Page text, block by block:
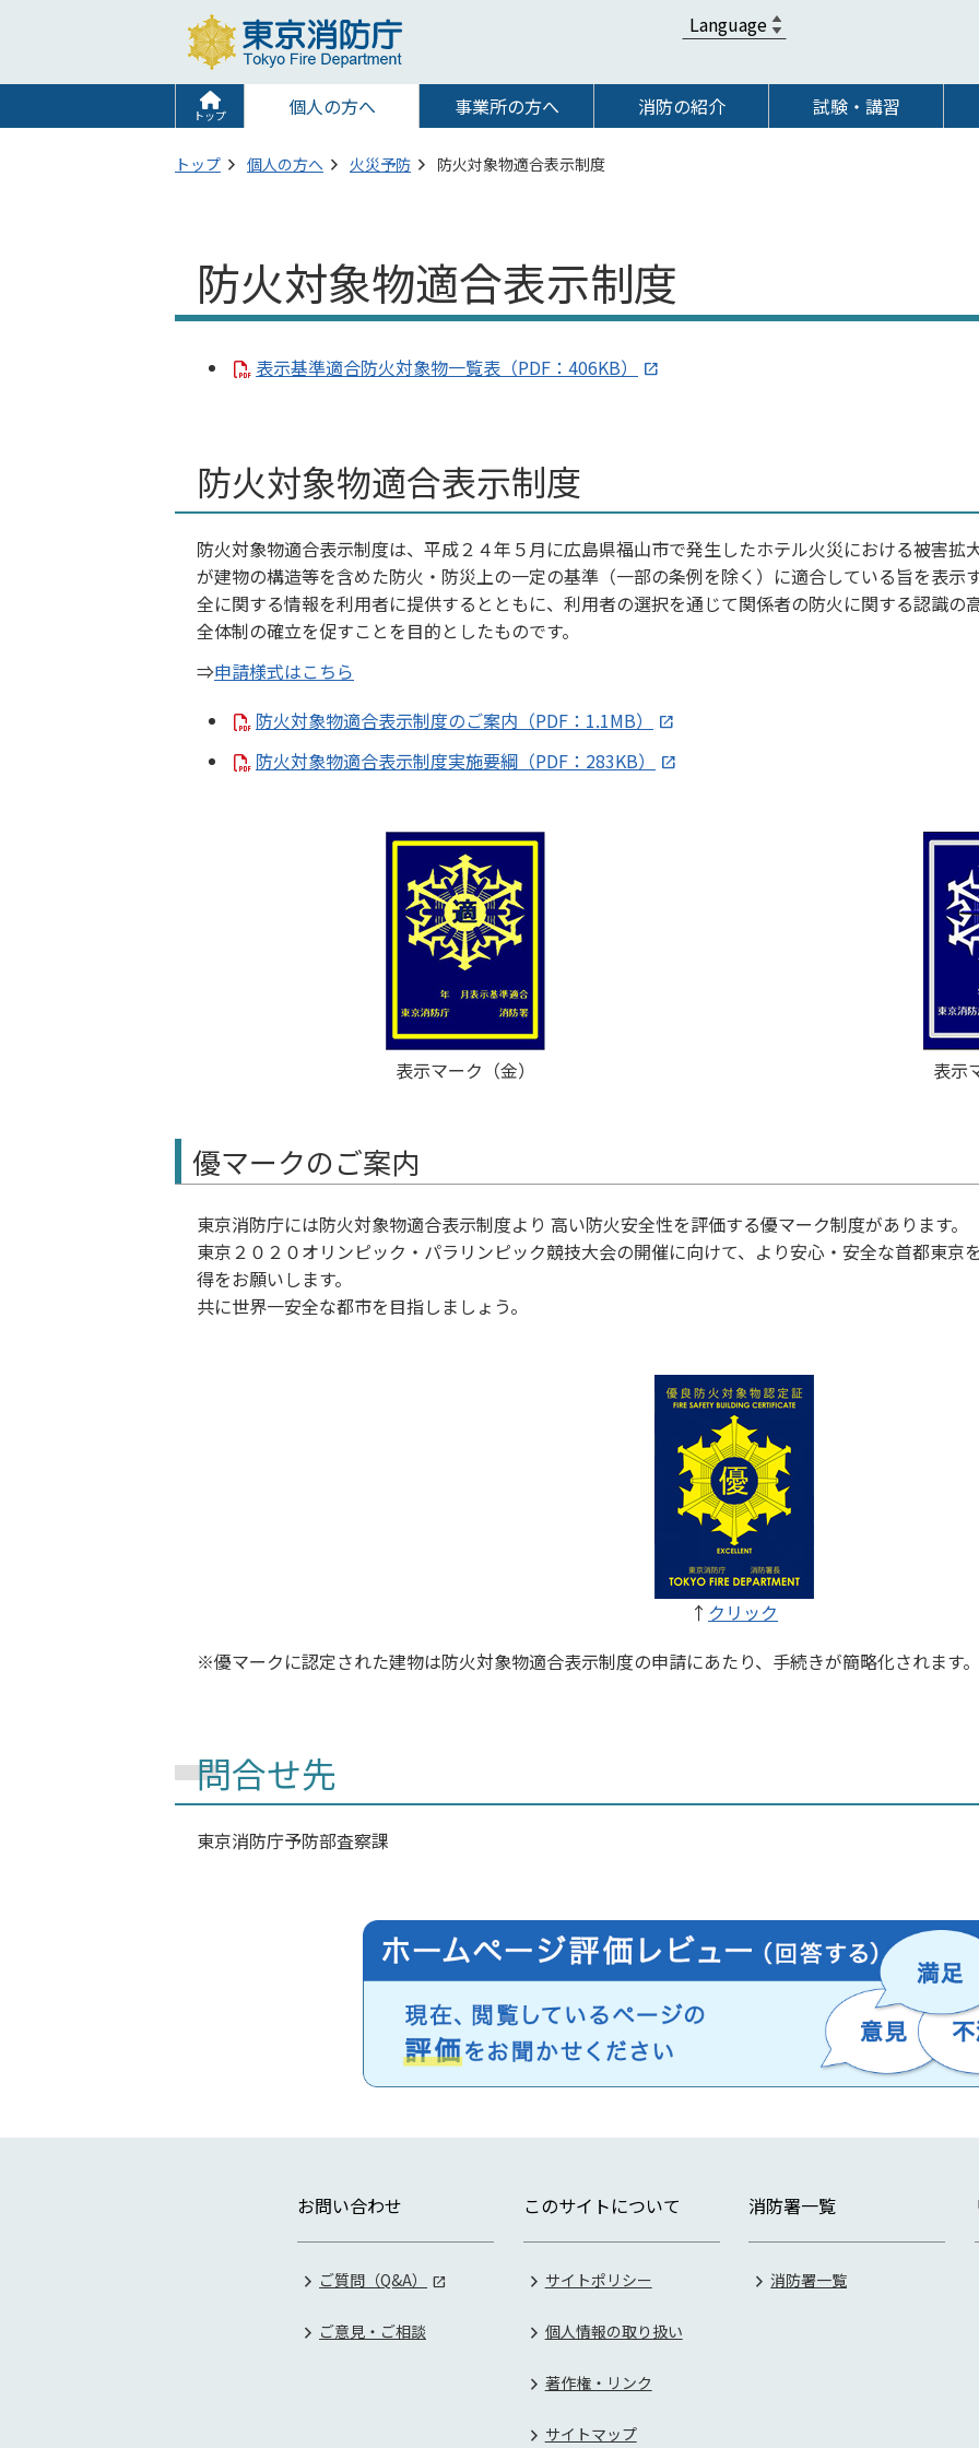
トップ 個人の方へ 事業所の方へ 消防の紹介 試験・講習
トップ 個人の方へ 火災予防 防火対象物適合表示制度
防火対象物適合表示制度
表示基準適合防火対象物一覧表（PDF：406KB）
防火対象物適合表示制度
防火対象物適合表示制度は、平成２４年５月に広島県福山市で発生したホテル火災における被害拡
が建物の構造等を含めた防火・防災上の一定の基準（一部の条例を除く）に適合している旨を表示
全に関する情報を利用者に提供するとともに、利用者の選択を通じて関係者の防火に関する認識の
全体制の確立を促すことを目的としたものです。
⇒申請様式はこちら
防火対象物適合表示制度のご案内（PDF：1.1MB）
防火対象物適合表示制度実施要綱（PDF：283KB）
表示マーク（金） 表示
優マークのご案内
東京消防庁には防火対象物適合表示制度より 高い防火安全性を評価する優マーク制度があります。
東京２０２０オリンピック・パラリンピック競技大会の開催に向けて、より安心・安全な首都東京
得をお願いします。
共に世界一安全な都市を目指しましょう。
↑ クリック
優マークに認定された建物は防火対象物適合表示制度の申請にあたり、手続きが簡略化されます。
問合せ先
東京消防庁予防部査察課
お問い合わせ
ご質問（Q&A）
ご意見・ご相談
このサイトについて
サイトポリシー
個人情報の取り扱い
著作権・リンク
サイトマップ
消防署一覧
消防署一覧